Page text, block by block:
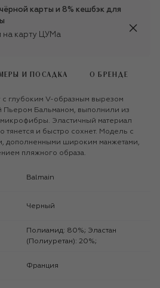
карты и 8% кешбэк для
карту ЦУМа
И ПОСАДКА О БРЕНДЕ
глубоким V-образным вырезом
Пьером Бальманом, выполнили из
Эластичный материал
тянется и быстро сохнет. Модель с
дополненными широким манжетами,
пляжного образа.
Balmain
Черный
Полиамид: 80%; Эластан
(Полиуретан): 20%;
Франция